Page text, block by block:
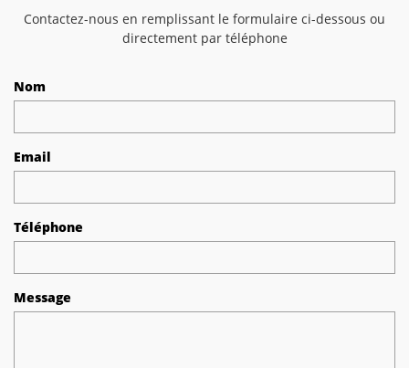
Contactez-nous en remplissant le formulaire ci-dessous ou
directement par téléphone
Nom
Email
Téléphone
Message